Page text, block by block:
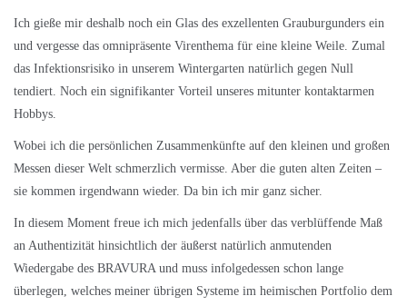
Ich gieße mir deshalb noch ein Glas des exzellenten Grauburgunders ein
und vergesse das omnipräsente Virenthema für eine kleine Weile. Zumal
das Infektionsrisiko in unserem Wintergarten natürlich gegen Null
tendiert. Noch ein signifikanter Vorteil unseres mitunter kontaktarmen
Hobbys.
Wobei ich die persönlichen Zusammenkünfte auf den kleinen und großen
Messen dieser Welt schmerzlich vermisse. Aber die guten alten Zeiten –
sie kommen irgendwann wieder. Da bin ich mir ganz sicher.
In diesem Moment freue ich mich jedenfalls über das verblüffende Maß
an Authentizität hinsichtlich der äußerst natürlich anmutenden
Wiedergabe des BRAVURA und muss infolgedessen schon lange
überlegen, welches meiner übrigen Systeme im heimischen Portfolio dem